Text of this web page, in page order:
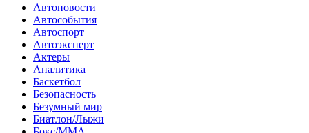
Автоновости
Автособытия
Автоспорт
Автоэксперт
Актеры
Аналитика
Баскетбол
Безопасность
Безумный мир
Биатлон/Лыжи